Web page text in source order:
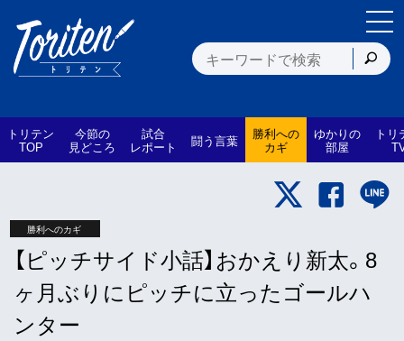
トリテン
TOP
今節の
見どころ
試合
レポート 闘う言葉 勝利への
カギ
ゆかりの
部屋
トリ
勝利へのカギ
【ピッチサイド小話】おかえり新太。8
ヶ月ぶりにピッチに立ったゴールハ
ンター